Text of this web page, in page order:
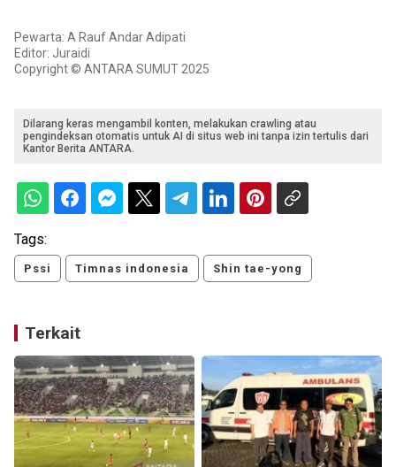
Pewarta: A Rauf Andar Adipati
Editor: Juraidi
Copyright © ANTARA SUMUT 2025
Dilarang keras mengambil konten, melakukan crawling atau
pengindeksan otomatis untuk AI di situs web ini tanpa izin tertulis dari
Kantor Berita ANTARA.
Tags:
Pssi Timnas indonesia Shin tae-yong
Terkait